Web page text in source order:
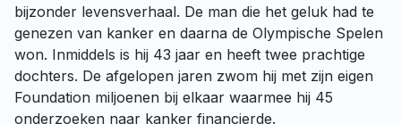
bijzonder levensverhaal. De man die het geluk had te
genezen van kanker en daarna de Olympische Spelen
won. Inmiddels is hij 43 jaar en heeft twee prachtige
dochters. De afgelopen jaren zwom hij met zijn eigen
Foundation miljoenen bij elkaar waarmee hij 45
onderzoeken naar kanker financierde.